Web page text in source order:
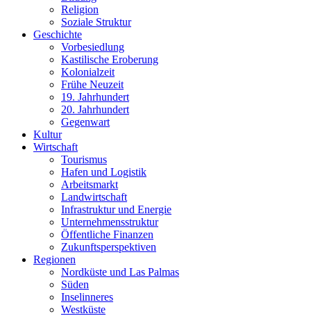
Religion
Soziale Struktur
Geschichte
Vorbesiedlung
Kastilische Eroberung
Kolonialzeit
Frühe Neuzeit
19. Jahrhundert
20. Jahrhundert
Gegenwart
Kultur
Wirtschaft
Tourismus
Hafen und Logistik
Arbeitsmarkt
Landwirtschaft
Infrastruktur und Energie
Unternehmensstruktur
Öffentliche Finanzen
Zukunftsperspektiven
Regionen
Nordküste und Las Palmas
Süden
Inselinneres
Westküste